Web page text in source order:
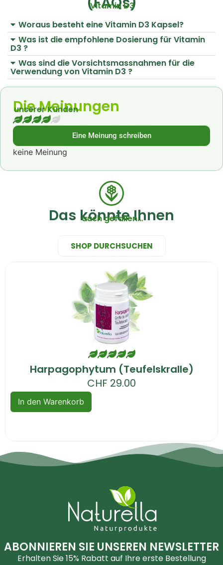
Vitamin D3
Woraus besteht eine Vitamin D3 Kapsel?
Was ist die empfohlene Dosierung für Vitamin
D3 ?
Was sind die Vorsichtsmassnahmen für die
Verwendung von Vitamin D3 ?
Die Meinungen
unserer Kunden
Eine Meinung schreiben
keine Meinung
Das könnte Ihnen
auch gefallen…
SHOP DURCHSUCHEN
Harpagophytum (Teufelskralle)
CHF 29.00
In den Warenkorb
ABONNIEREN SIE UNSEREN NEWSLETTER
Erhalten Sie 15% Rabatt auf Ihre erste Bestellung